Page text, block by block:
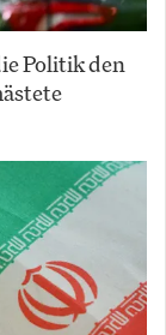
Politik den